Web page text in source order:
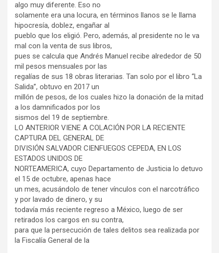
algo muy diferente. Eso no
solamente era una locura, en términos llanos se le llama
hipocresía, doblez, engañar al
pueblo que los eligió. Pero, además, al presidente no le va
mal con la venta de sus libros,
pues se calcula que Andrés Manuel recibe alrededor de 50
mil pesos mensuales por las
regalías de sus 18 obras literarias. Tan solo por el libro “La
Salida”, obtuvo en 2017 un
millón de pesos, de los cuales hizo la donación de la mitad
a los damnificados por los
sismos del 19 de septiembre.
LO ANTERIOR VIENE A COLACIÓN POR LA RECIENTE
CAPTURA DEL GENERAL DE
DIVISIÓN SALVADOR CIENFUEGOS CEPEDA, EN LOS
ESTADOS UNIDOS DE
NORTEAMERICA, cuyo Departamento de Justicia lo detuvo
el 15 de octubre, apenas hace
un mes, acusándolo de tener vínculos con el narcotráfico
y por lavado de dinero, y su
todavía más reciente regreso a México, luego de ser
retirados los cargos en su contra,
para que la persecución de tales delitos sea realizada por
la Fiscalía General de la